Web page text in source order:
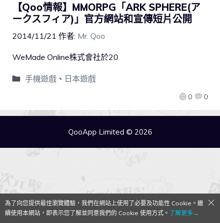
【Qoo情報】MMORPG「ARK SPHERE(ア
ークスフィア)」官方網站和宣傳短片公開
2014/11/21 作者: Mr. Qoo
0 0
WeMade Online株式會社於20
手機遊戲、 日本遊戲
QooApp Limited © 2026
為了向您提供最佳瀏覽體驗，我們在網站上使用了必要及功能性 Cookie。繼
續使用本網站，即表示您了解並同意我們的 Cookie 使用方式。 了解更多→